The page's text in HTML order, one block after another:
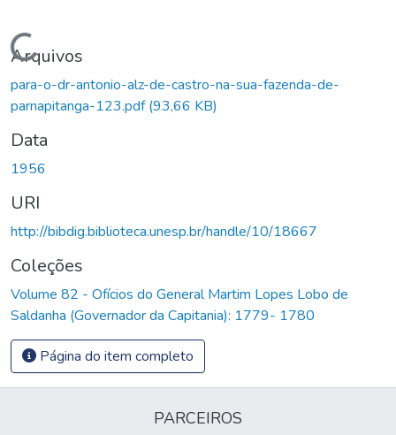
Carregando...
Arquivos
para-o-dr-antonio-alz-de-castro-na-sua-fazenda-de-
parnapitanga-123.pdf(93,66 KB)
Data
1956
URI
http://bibdig.biblioteca.unesp.br/handle/10/18667
Coleções
Volume 82 - Ofícios do General Martim Lopes Lobo de
Saldanha (Governador da Capitania): 1779- 1780
Página do item completo
PARCEIROS